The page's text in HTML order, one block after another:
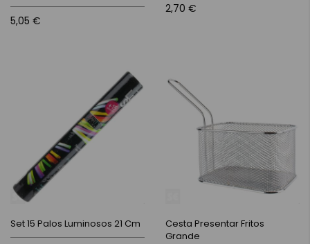
5,05 €
2,70 €
Set 15 Palos Luminosos 21 Cm
Cesta Presentar Fritos
Grande